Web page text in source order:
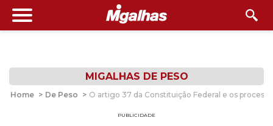
MIGALHAS DE PESO
Home > De Peso > O artigo 37 da Constituição Federal e os
PUBLICIDADE